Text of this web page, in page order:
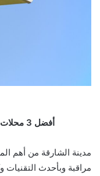
أفضل 3 محلات بيع كاميرات مراقبة في الشارقة
مدينة الشارقة من أهم
مراقبة وبأحدث